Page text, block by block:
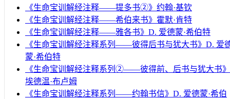
《生命宝训解经注释——提多书②》约翰·基钦
《生命宝训解经注释——希伯来书》霍默·肯特
《生命宝训解经注释——雅各书》D. 爱德蒙·希伯特
《生命宝训解经注释系列——彼得后书与犹大书》D. 爱
蒙·希伯特
《生命宝训解经注释系列②——彼得前、后书与犹大书》
埃德温·布卢姆
《生命宝训解经注释系列——约翰书信》D. 爱德蒙·希伯